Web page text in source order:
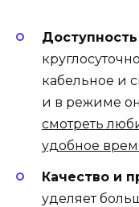
кабельное и
и в режиме
смотреть
удобное
Качество и
уделяет